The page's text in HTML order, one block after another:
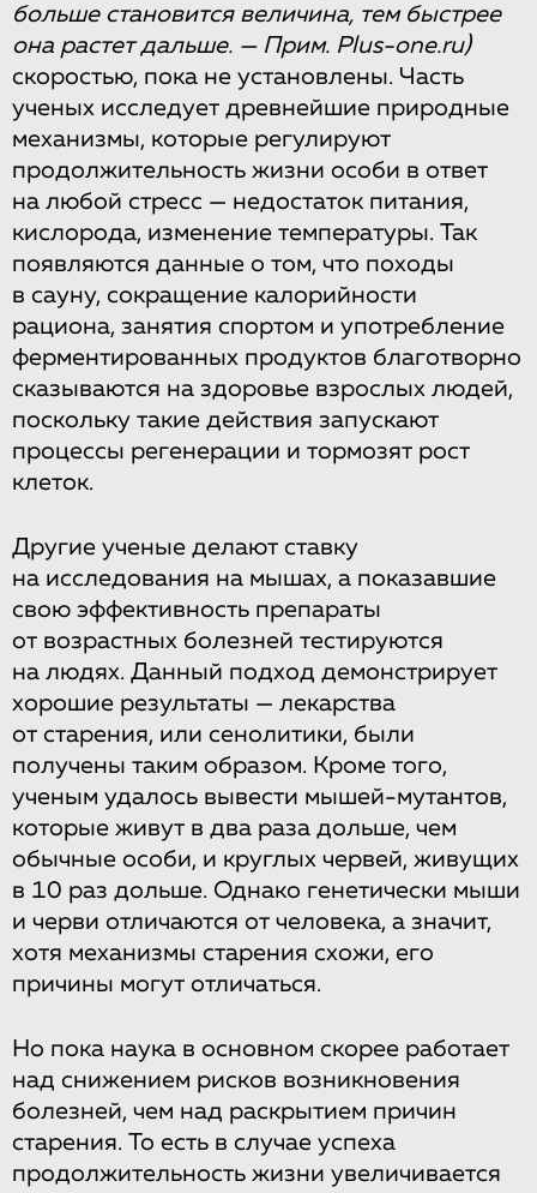
больше становится величина, тем быстрее
она растет дальше. — Прим. Plus-one.ru)
скоростью, пока не установлены. Часть
ученых исследует древнейшие природные
механизмы, которые регулируют
продолжительность жизни особи в ответ
на любой стресс — недостаток питания,
кислорода, изменение температуры. Так
появляются данные о том, что походы
в сауну, сокращение калорийности
рациона, занятия спортом и употребление
ферментированных продуктов благотворно
сказываются на здоровье взрослых людей,
поскольку такие действия запускают
процессы регенерации и тормозят рост
клеток.
Другие ученые делают ставку
на исследования на мышах, а показавшие
свою эффективность препараты
от возрастных болезней тестируются
на людях. Данный подход демонстрирует
хорошие результаты — лекарства
от старения, или сенолитики, были
получены таким образом. Кроме того,
ученым удалось вывести мышей-мутантов,
которые живут в два раза дольше, чем
обычные особи, и круглых червей, живущих
в 10 раз дольше. Однако генетически мыши
и черви отличаются от человека, а значит,
хотя механизмы старения схожи, его
причины могут отличаться.
Но пока наука в основном скорее работает
над снижением рисков возникновения
болезней, чем над раскрытием причин
старения. То есть в случае успеха
продолжительность жизни увеличивается